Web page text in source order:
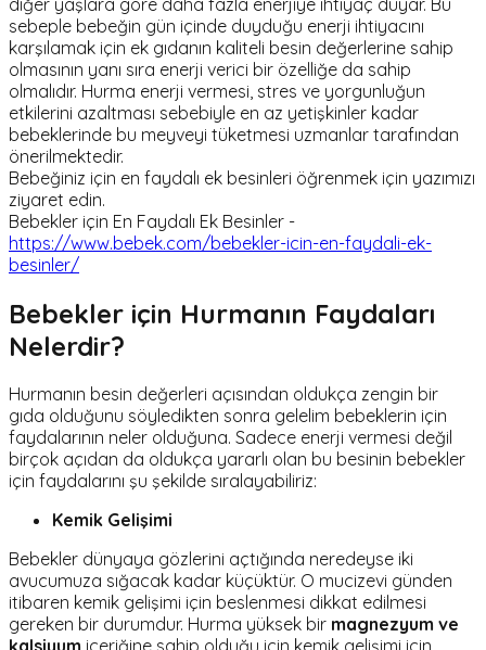
sebeple bebeğin gün içinde duyduğu enerji ihtiyacını
karşılamak için ek gıdanın kaliteli besin değerlerine sahip
olmasının yanı sıra enerji verici bir özelliğe da sahip
olmalıdır. Hurma enerji vermesi, stres ve yorgunluğun
etkilerini azaltması sebebiyle en az yetişkinler kadar
bebeklerinde bu meyveyi tüketmesi uzmanlar tarafından
önerilmektedir.
Bebeğiniz için en faydalı ek besinleri öğrenmek için yazımızı
ziyaret edin.
Bebekler için En Faydalı Ek Besinler -
https://www.bebek.com/bebekler-icin-en-faydali-ek-
besinler/
Bebekler için Hurmanın Faydaları
Nelerdir?
Hurmanın besin değerleri açısından oldukça zengin bir
gıda olduğunu söyledikten sonra gelelim bebeklerin için
faydalarının neler olduğuna. Sadece enerji vermesi değil
birçok açıdan da oldukça yararlı olan bu besinin bebekler
için faydalarını şu şekilde sıralayabiliriz:
Kemik Gelişimi
Bebekler dünyaya gözlerini açtığında neredeyse iki
avucumuza sığacak kadar küçüktür. O mucizevi günden
itibaren kemik gelişimi için beslenmesi dikkat edilmesi
gereken bir durumdur. Hurma yüksek bir magnezyum ve